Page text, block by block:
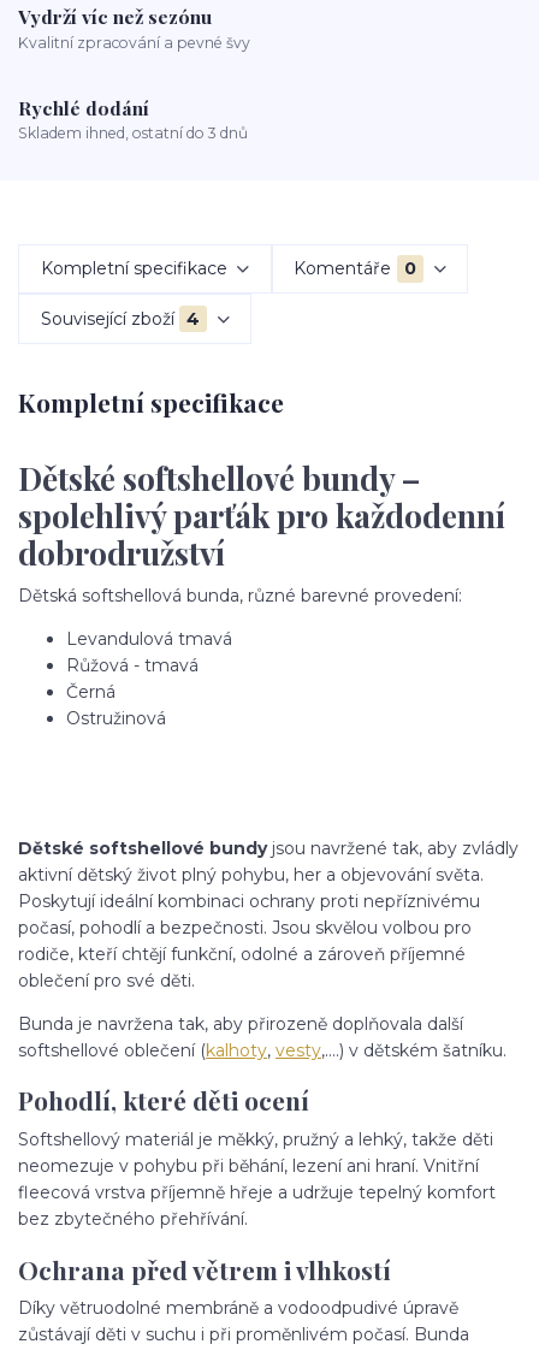
Vydrží víc než sezónu
Kvalitní zpracování a pevné švy
Rychlé dodání
Skladem ihned, ostatní do 3 dnů
Kompletní specifikace Komentáře 0
Související zboží 4
Kompletní specifikace
Dětské softshellové bundy –
spolehlivý parťák pro každodenní
dobrodružství
Dětská softshellová bunda, různé barevné provedení:
Levandulová tmavá
Růžová - tmavá
Černá
Ostružinová
Dětské softshellové bundyjsou navržené tak, aby zvládly
aktivní dětský život plný pohybu, her a objevování světa.
Poskytují ideální kombinaci ochrany proti nepříznivému
počasí, pohodlí a bezpečnosti. Jsou skvělou volbou pro
rodiče, kteří chtějí funkční, odolné a zároveň příjemné
oblečení pro své děti.
Bunda je navržena tak, aby přirozeně doplňovala další
softshellové oblečení (kalhoty, vesty,....) v dětském šatníku.
Pohodlí, které děti ocení
Softshellový materiál je měkký, pružný a lehký, takže děti
neomezuje v pohybu při běhání, lezení ani hraní. Vnitřní
fleecová vrstva příjemně hřeje a udržuje tepelný komfort
bez zbytečného přehřívání.
Ochrana před větrem i vlhkostí
Díky větruodolné membráně a vodoodpudivé úpravě
zůstávají děti v suchu i při proměnlivém počasí. Bunda